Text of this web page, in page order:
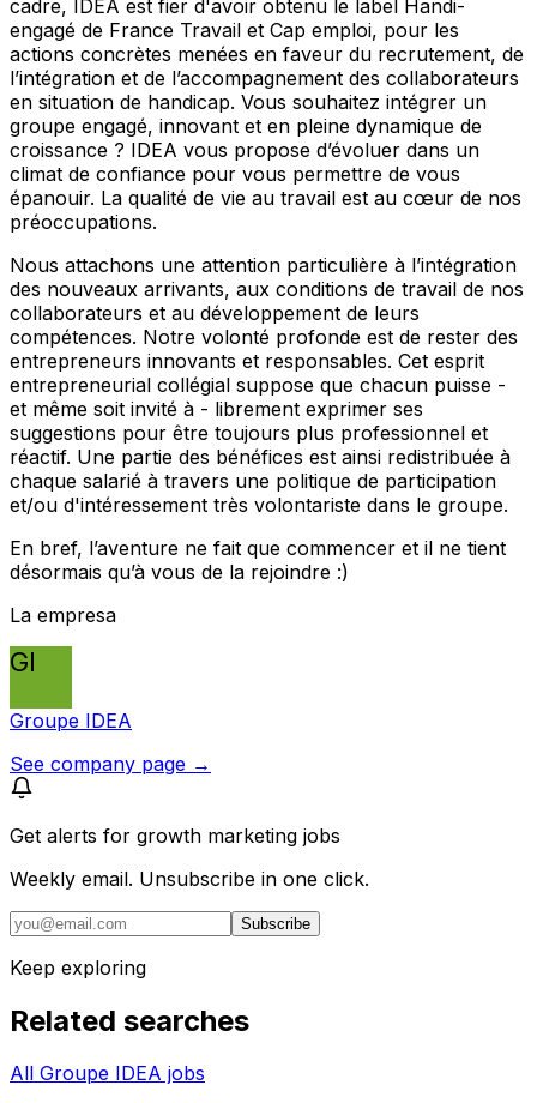
cadre, IDEA est fier d'avoir obtenu le label Handi-
engagé de France Travail et Cap emploi, pour les
actions concrètes menées en faveur du recrutement, de
l’intégration et de l’accompagnement des collaborateurs
en situation de handicap. Vous souhaitez intégrer un
groupe engagé, innovant et en pleine dynamique de
croissance ? IDEA vous propose d’évoluer dans un
climat de confiance pour vous permettre de vous
épanouir. La qualité de vie au travail est au cœur de nos
préoccupations.
Nous attachons une attention particulière à l’intégration
des nouveaux arrivants, aux conditions de travail de nos
collaborateurs et au développement de leurs
compétences. Notre volonté profonde est de rester des
entrepreneurs innovants et responsables. Cet esprit
entrepreneurial collégial suppose que chacun puisse -
et même soit invité à - librement exprimer ses
suggestions pour être toujours plus professionnel et
réactif. Une partie des bénéfices est ainsi redistribuée à
chaque salarié à travers une politique de participation
et/ou d'intéressement très volontariste dans le groupe.
En bref, l’aventure ne fait que commencer et il ne tient
désormais qu’à vous de la rejoindre :)
La empresa
GI
Groupe IDEA
See company page →
Get alerts for growth marketing jobs
Weekly email. Unsubscribe in one click.
Subscribe
Keep exploring
Related searches
All Groupe IDEA jobs